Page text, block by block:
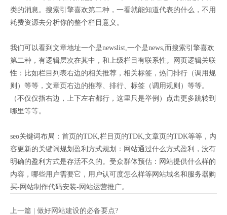
类的消息。搜索引擎喜欢第二种，一看就能知道代表的什么，不用
耗费资源去分析你的整个栏目意义。
我们可以看到文章地址一个是newslist,一个是news,而搜索引擎喜欢
第二种，有逻辑层次在其中，和上级栏目有联系性。网页逻辑关联
性：比如栏目列表右边的相关推荐，相关标签，热门排行（调用规
则）等等，文章页右边的推荐、排行、标签（调用规则）等等。
（不仅仅指右边，上下左右都行，这里只是举例）点击更多跳转到
哪里等等。
seo关键词布局：首页的TDK,栏目页的TDK,文章页的TDK等等，内
容更新的关键词规划盈利方式规划：网站通过什么方式盈利，没有
明确的盈利方式是存活不久的。受众群体预估：网站提供什么样的
内容，哪些用户需要它，用户认可度怎么样等网站域名和服务器购
买-网站制作代码安装-网站运营推广。
上一篇 | 做好网站建设的必备要点?